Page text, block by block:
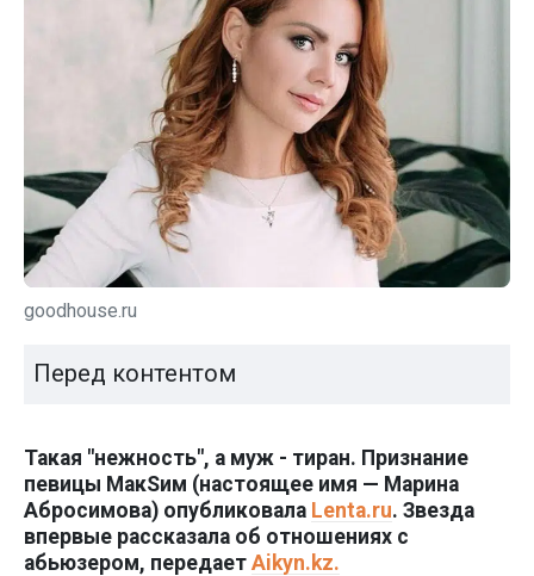
goodhouse.ru
Перед контентом
Такая "нежность", а муж - тиран. Признание
певицы МакSим (настоящее имя — Марина
Абросимова) опубликовала Lenta.ru. Звезда
впервые рассказала об отношениях с
абьюзером, передает Aikyn.kz.